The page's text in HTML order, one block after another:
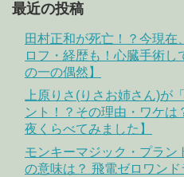
最近の投稿
田村正和が死亡！？今現
ロフ・経歴も！心臓手術
の一の偶然】
上原りさ(りさお姉さん)が
ント！？その理由・ワケ
夜くらべてみました】
モンキーマジック・プラン
の意味は？ 飛電ゼロワン